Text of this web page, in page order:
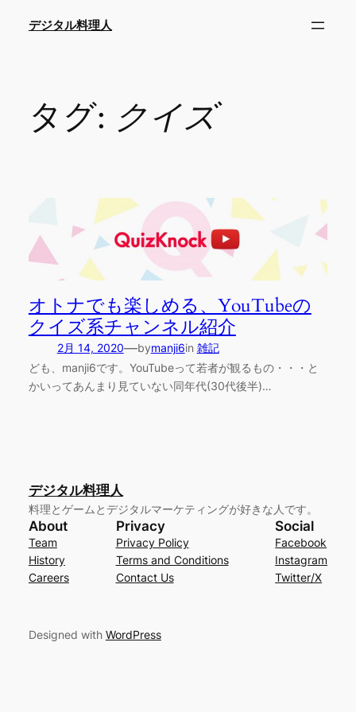
デジタル料理人
タグ: クイズ
オトナでも楽しめる、YouTubeの
クイズ系チャンネル紹介
2月 14, 2020—bymanji6in 雑記
ども、manji6です。YouTubeって若者が観るもの・・・と
かいってあんまり見ていない同年代(30代後半)…
デジタル料理人
料理とゲームとデジタルマーケティングが好きな人です。
About
Team
History
Careers
Privacy
Privacy Policy
Terms and Conditions
Contact Us
Social
Facebook
Instagram
Twitter/X
Designed with WordPress